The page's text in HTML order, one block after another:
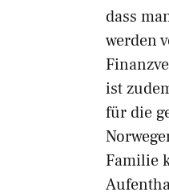
dass
werden
ist
für die
Familie